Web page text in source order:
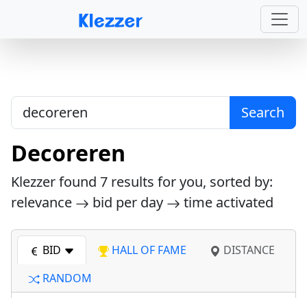
Search
Decoreren
Klezzer found 7 results for you, sorted by:
relevance
bid per day time activated
BID HALL OF FAME
DISTANCE
RANDOM